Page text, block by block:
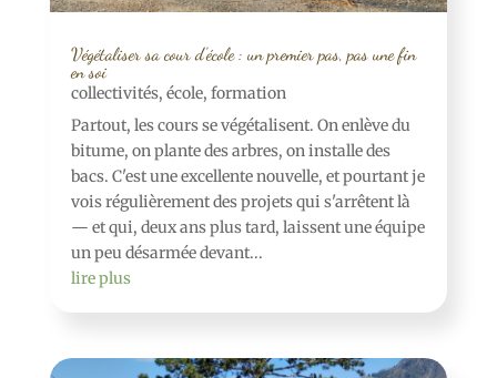
Végétaliser sa cour d’école : un premier pas, pas une fin
en soi
collectivités, école, formation
Partout, les cours se végétalisent. On enlève du
bitume, on plante des arbres, on installe des
bacs. C'est une excellente nouvelle, et pourtant je
vois régulièrement des projets qui s'arrêtent là
— et qui, deux ans plus tard, laissent une équipe
un peu désarmée devant...
lire plus